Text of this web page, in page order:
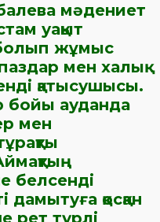
мәдениет
уақыт
жұмыс
мен халық
қатысушысы.
бойы ауданда
мен
белсенді
қосқан
рет түрлі